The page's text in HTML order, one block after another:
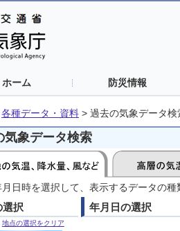
ホーム 防災情報
各種データ・資料 > 過去の気象データ検
気象データ検索
日時を選択して、表示するデータの種
選択
地点の選択をクリア
年月日の選択